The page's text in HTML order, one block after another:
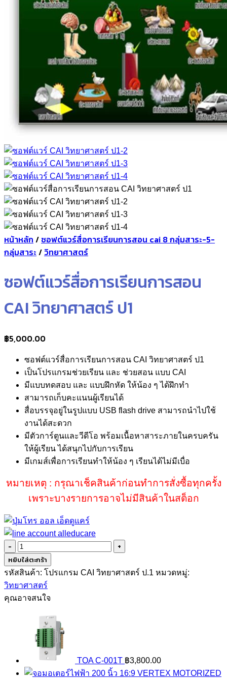
ไม่มีสินค้าในตะกร้า
กลับสู่หน้าร้านค้า
หน้าหลัก / ซอฟต์แวร์สื่อการเรียนการสอน cai 8 กลุ่มสาระ-5-
กลุ่มสาระ / วิทยาศาสตร์
ซอฟต์แวร์สื่อการเรียนการสอน
CAI วิทยาศาสตร์ ป1
฿5,000.00
ซอฟต์แวร์สื่อการเรียนการสอน CAI วิทยาศาสตร์ ป1
เป็นโปรแกรมช่วยเรียน และ ช่วยสอน แบบ CAI
มีแบบทดสอบ และ แบบฝึกหัด ให้น้อง ๆ ได้ฝึกทำ
สามารถเก็บคะแนนผู้เรียนได้
สื่อบรรจุอยู่ในรูปแบบ USB flash drive สามารถนำไปใช้
งานได้สะดวก
มีตัวการ์ตูนและวีดีโอ พร้อมเนื้อหาสาระภายในครบครัน
ให้ผู้เรียน ได้สนุกไปกับการเรียน
มีเกมส์เพื่อการเรียนทำให้น้อง ๆ เรียนได้ไม่มีเบื่อ
หมายเหตุ : กรุณาเช็คสินค้าก่อนทำการสั่งซื้อทุกครั้ง
เพราะบางรายการอาจไม่มีสินค้าในสต็อก
จำนวน
ซอฟต์แวร์
สื่อ
การ
เรียน
วิทยาศาสตร์
ป1
ชิ้น
หยิบใส่ตะกร้า
รหัสสินค้า: โปรแกรม CAI วิทยาศาสตร์ ป.1 หมวดหมู่:
วิทยาศาสตร์
คุณอาจสนใจ
TOA C-001T ฿3,800.00